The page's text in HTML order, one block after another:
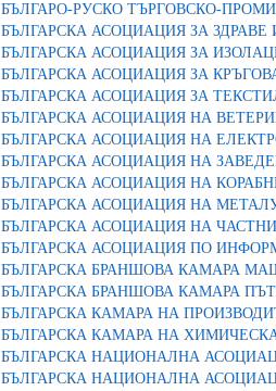
БЪЛГАРО-РУСКО ТЪРГОВСКО-
БЪЛГАРСКА АСОЦИАЦИЯ ЗА ЗДРАВЕ
БЪЛГАРСКА АСОЦИАЦИЯ ЗА
БЪЛГАРСКА АСОЦИАЦИЯ ЗА
БЪЛГАРСКА АСОЦИАЦИЯ ЗА
БЪЛГАРСКА АСОЦИАЦИЯ НА
БЪЛГАРСКА АСОЦИАЦИЯ НА
БЪЛГАРСКА АСОЦИАЦИЯ НА
БЪЛГАРСКА АСОЦИАЦИЯ НА
БЪЛГАРСКА АСОЦИАЦИЯ НА
БЪЛГАРСКА АСОЦИАЦИЯ НА
БЪЛГАРСКА АСОЦИАЦИЯ ПО
БЪЛГАРСКА БРАНШОВА КАМАРА
БЪЛГАРСКА БРАНШОВА КАМАРА
БЪЛГАРСКА КАМАРА НА
БЪЛГАРСКА КАМАРА НА
БЪЛГАРСКА НАЦИОНАЛНА
БЪЛГАРСКА НАЦИОНАЛНА